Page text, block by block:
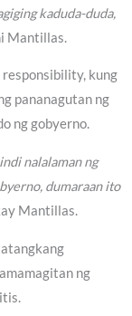
kaduda-duda,
Mantillas.
responsibility, kung
pananagutan ng
ng gobyerno.
nalalaman ng
dumaraan ito
Mantillas.
ng